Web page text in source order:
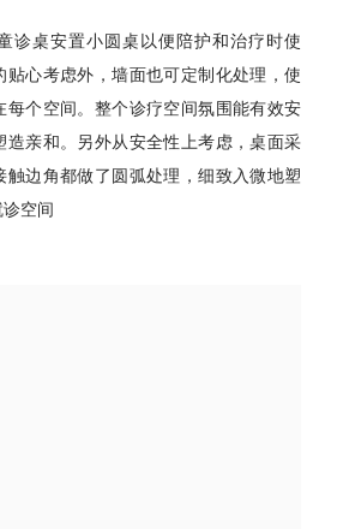
桌安置小圆桌以便陪护和治疗时使
贴心考虑外，墙面也可定制化处理，使
每个空间。整个诊疗空间氛围能有效安
造亲和。另外从安全性上考虑，桌面采
触边角都做了圆弧处理，细致入微地塑
空间